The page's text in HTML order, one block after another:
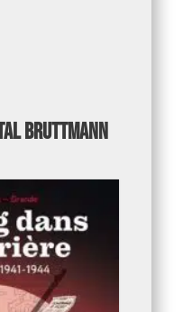
Bruttmann